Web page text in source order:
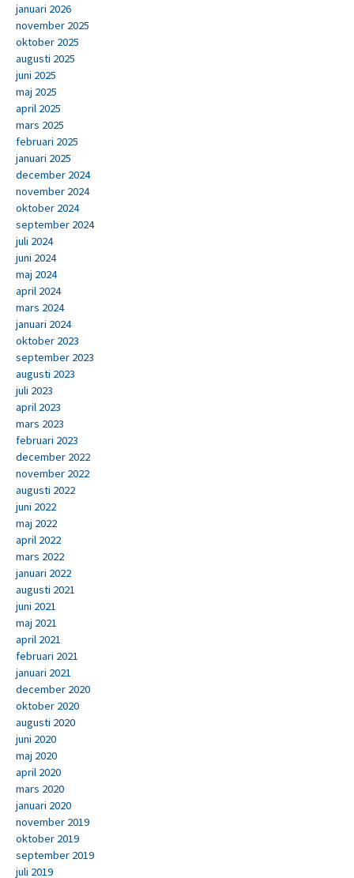
januari 2026
november 2025
oktober 2025
augusti 2025
juni 2025
maj 2025
april 2025
mars 2025
februari 2025
januari 2025
december 2024
november 2024
oktober 2024
september 2024
juli 2024
juni 2024
maj 2024
april 2024
mars 2024
januari 2024
oktober 2023
september 2023
augusti 2023
juli 2023
april 2023
mars 2023
februari 2023
december 2022
november 2022
augusti 2022
juni 2022
maj 2022
april 2022
mars 2022
januari 2022
augusti 2021
juni 2021
maj 2021
april 2021
februari 2021
januari 2021
december 2020
oktober 2020
augusti 2020
juni 2020
maj 2020
april 2020
mars 2020
januari 2020
november 2019
oktober 2019
september 2019
juli 2019